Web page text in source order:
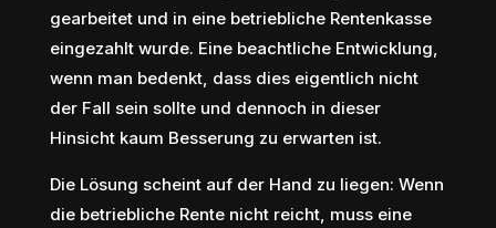
gearbeitet und in eine betriebliche Rentenkasse
eingezahlt wurde. Eine beachtliche Entwicklung,
wenn man bedenkt, dass dies eigentlich nicht
der Fall sein sollte und dennoch in dieser
Hinsicht kaum Besserung zu erwarten ist.
Die Lösung scheint auf der Hand zu liegen: Wenn
die betriebliche Rente nicht reicht, muss eine